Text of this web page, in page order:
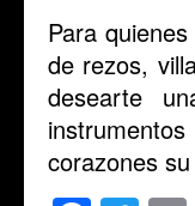
Para
de rezos,
desearte
corazones